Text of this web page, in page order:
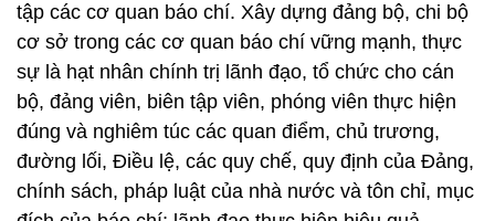
tập các cơ quan báo chí. Xây dựng đảng bộ, chi bộ
cơ sở trong các cơ quan báo chí vững mạnh, thực
sự là hạt nhân chính trị lãnh đạo, tổ chức cho cán
bộ, đảng viên, biên tập viên, phóng viên thực hiện
đúng và nghiêm túc các quan điểm, chủ trương,
đường lối, Điều lệ, các quy chế, quy định của Đảng,
chính sách, pháp luật của nhà nước và tôn chỉ, mục